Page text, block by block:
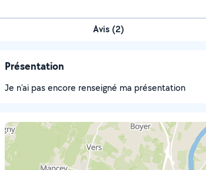
Avis (2)
Présentation
Je n'ai pas encore renseigné ma présentation